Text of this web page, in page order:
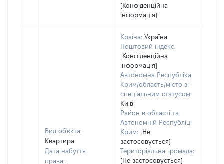
[Конфіденційна
інформація]
Вид об'єкта:
Квартира
Дата набуття
права:
Країна: Україна
Поштовий індекс:
[Конфіденційна
інформація]
Автономна Республіка
Крим/область/місто зі
спеціальним статусом:
Київ
Район в області та
Автономній Республіці
Крим: [Не
застосовується]
Територіальна громада:
[Не застосовується]